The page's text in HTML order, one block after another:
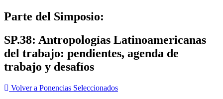
Parte del Simposio:
SP.38: Antropologías Latinoamericanas
del trabajo: pendientes, agenda de
trabajo y desafíos
Volver a Ponencias Seleccionados